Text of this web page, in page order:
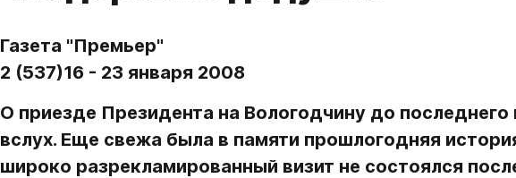
Газета "Премьер"
2 (537)16 - 23 января 2008
О приезде Президента на Вологодчину до последнего
вслух. Еще свежа была в памяти прошлогодняя
широко разрекламированный визит не состоялся